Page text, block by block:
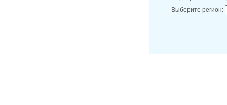
Выберите регион: